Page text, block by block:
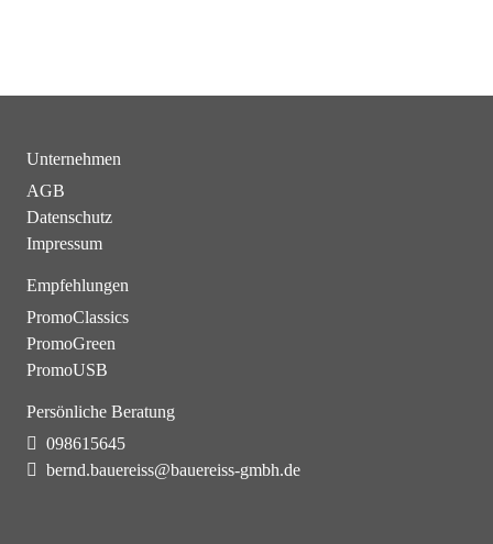
Unternehmen
AGB
Datenschutz
Impressum
Empfehlungen
PromoClassics
PromoGreen
PromoUSB
Persönliche Beratung
098615645
bernd.bauereiss@bauereiss-gmbh.de